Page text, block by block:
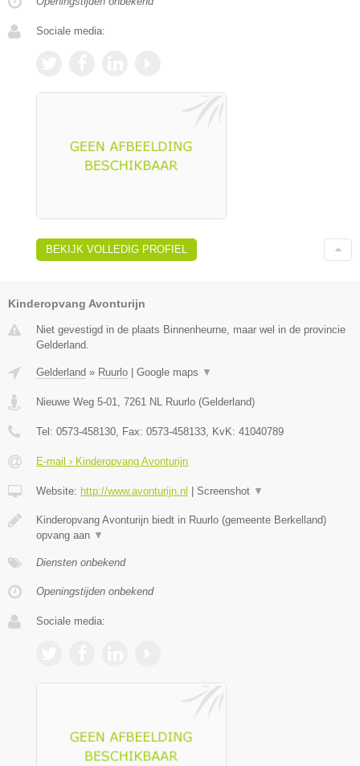
Sociale media:
BEKIJK VOLLEDIG PROFIEL
Kinderopvang Avonturijn
Niet gevestigd in de plaats Binnenheurne, maar wel in de provincie
Gelderland.
Gelderland » Ruurlo Google maps ▼
Nieuwe Weg 5-01, 7261 NL Ruurlo (Gelderland)
Tel: 0573-458130, Fax: 0573-458133, KvK: 41040789
E-mail › Kinderopvang Avonturijn
Website: http://www.avonturijn.nl Screenshot ▼
Kinderopvang Avonturijn biedt in Ruurlo (gemeente Berkelland)
opvang aan ▼
Diensten onbekend
Openingstijden onbekend
Sociale media: